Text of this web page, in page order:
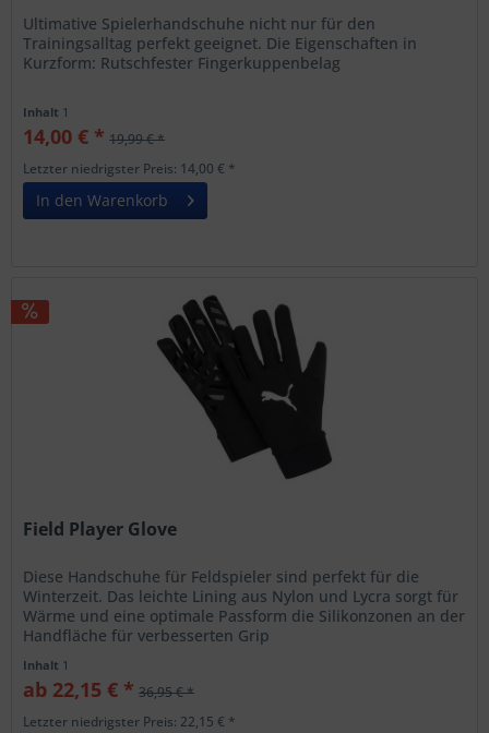
Ultimative Spielerhandschuhe nicht nur für den
Trainingsalltag perfekt geeignet. Die Eigenschaften in
Kurzform: Rutschfester Fingerkuppenbelag
Inhalt 1
14,00 € * 19,99 € *
Letzter niedrigster Preis: 14,00 € *
In den Warenkorb
Field Player Glove
Diese Handschuhe für Feldspieler sind perfekt für die
Winterzeit. Das leichte Lining aus Nylon und Lycra sorgt für
Wärme und eine optimale Passform die Silikonzonen an der
Handfläche für verbesserten Grip
Inhalt 1
ab 22,15 € * 36,95 € *
Letzter niedrigster Preis: 22,15 € *